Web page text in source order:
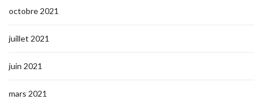
octobre 2021
juillet 2021
juin 2021
mars 2021